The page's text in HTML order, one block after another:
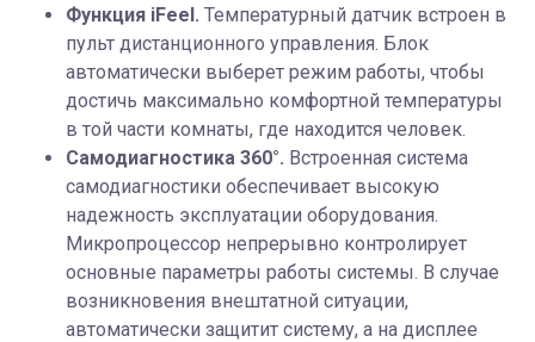
Функция iFeel. Температурный датчик встроен в
пульт дистанционного управления. Блок
автоматически выберет режим работы, чтобы
достичь максимально комфортной температуры
в той части комнаты, где находится человек.
Cамодиагностика 360°. Встроенная система
самодиагностики обеспечивает высокую
надежность эксплуатации оборудования.
Микропроцессор непрерывно контролирует
основные параметры работы системы. В случае
возникновения внештатной ситуации,
автоматически защитит систему, а на дисплее